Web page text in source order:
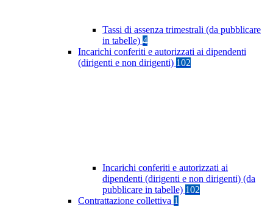
Tassi di assenza trimestrali (da pubblicare
in tabelle) 4
Incarichi conferiti e autorizzati ai dipendenti
(dirigenti e non dirigenti) 102
Incarichi conferiti e autorizzati ai
dipendenti (dirigenti e non dirigenti) (da
pubblicare in tabelle) 102
Contrattazione collettiva 1